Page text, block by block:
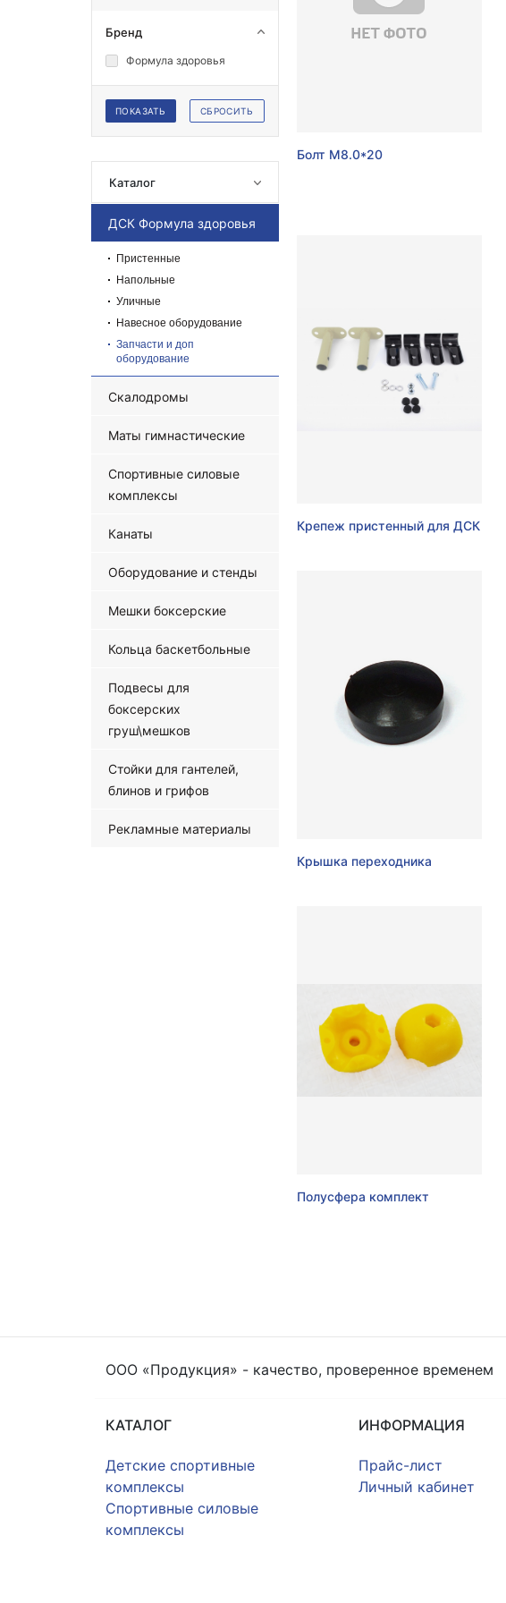
Кольца баскетбольные
Подвесы для боксерских
груш\мешков
Стойки для гантелей, блинов и
грифов
Рекламные материалы
Бренд
Формула здоровья
ПОКАЗАТЬ СБРОСИТЬ
Каталог
ДСК Формула здоровья
Пристенные
Напольные
Уличные
Навесное оборудование
Запчасти и доп
оборудование
Скалодромы
Маты гимнастические
Спортивные силовые
комплексы
Канаты
Оборудование и стенды
Мешки боксерские
Кольца баскетбольные
Подвесы для
боксерских
груш\мешков
Стойки для гантелей,
блинов и грифов
Рекламные материалы
Болт М8.0*20
Крепеж пристенный для ДСК
Крышка переходника
Полусфера комплект
ООО «Продукция» - качество, проверенное временем
КАТАЛОГ
Детские спортивные
комплексы
Спортивные силовые
комплексы
ИНФОРМАЦИЯ
Прайс-лист
Личный кабинет